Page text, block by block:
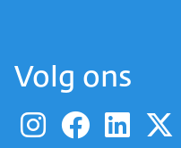
Volg ons
Ga naar
Ga